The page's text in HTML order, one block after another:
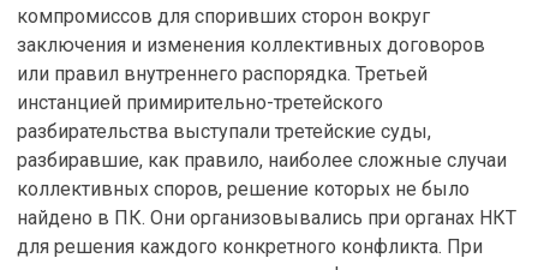
компромиссов для споривших сторон вокруг
заключения и изменения коллективных договоров
или правил внутреннего распорядка. Третьей
инстанцией примирительно-третейского
разбирательства выступали третейские суды,
разбиравшие, как правило, наиболее сложные случаи
коллективных споров, решение которых не было
найдено в ПК. Они организовывались при органах НКТ
для решения каждого конкретного конфликта. При